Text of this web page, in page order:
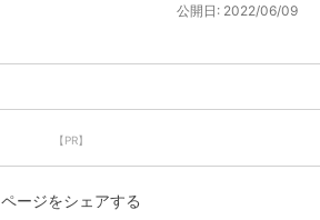
公開日: 2022/06/09
【PR】
ページをシェアする